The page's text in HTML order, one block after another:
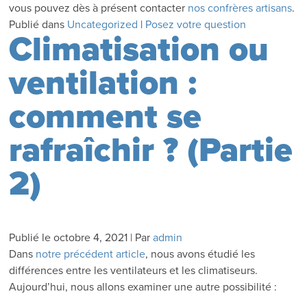
vous pouvez dès à présent contacter nos confrères artisans.
Publié dans Uncategorized | Posez votre question
Climatisation ou
ventilation :
comment se
rafraîchir ? (Partie
2)
Publié le octobre 4, 2021 | Par admin
Dans notre précédent article, nous avons étudié les
différences entre les ventilateurs et les climatiseurs.
Aujourd’hui, nous allons examiner une autre possibilité :